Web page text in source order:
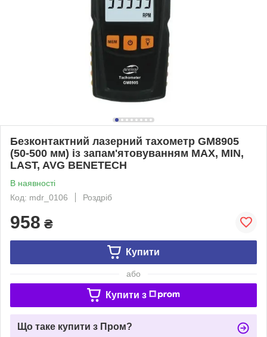
Безконтактний лазерний тахометр GM8905
(50-500 мм) із запам'ятовуванням MAX, MIN,
LAST, AVG BENETECH
В наявності
Код: mdr_0106
Роздріб
958 ₴
Купити
або
Купити з
Що таке купити з Пром?